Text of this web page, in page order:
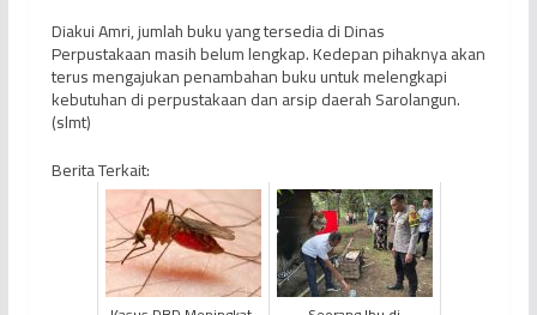
Diakui Amri, jumlah buku yang tersedia di Dinas
Perpustakaan masih belum lengkap. Kedepan pihaknya akan
terus mengajukan penambahan buku untuk melengkapi
kebutuhan di perpustakaan dan arsip daerah Sarolangun.
(slmt)
Berita Terkait: